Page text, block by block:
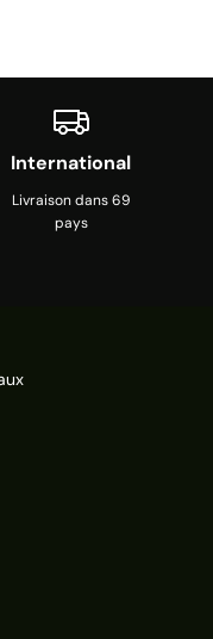
International
Livraison dans 69
pays